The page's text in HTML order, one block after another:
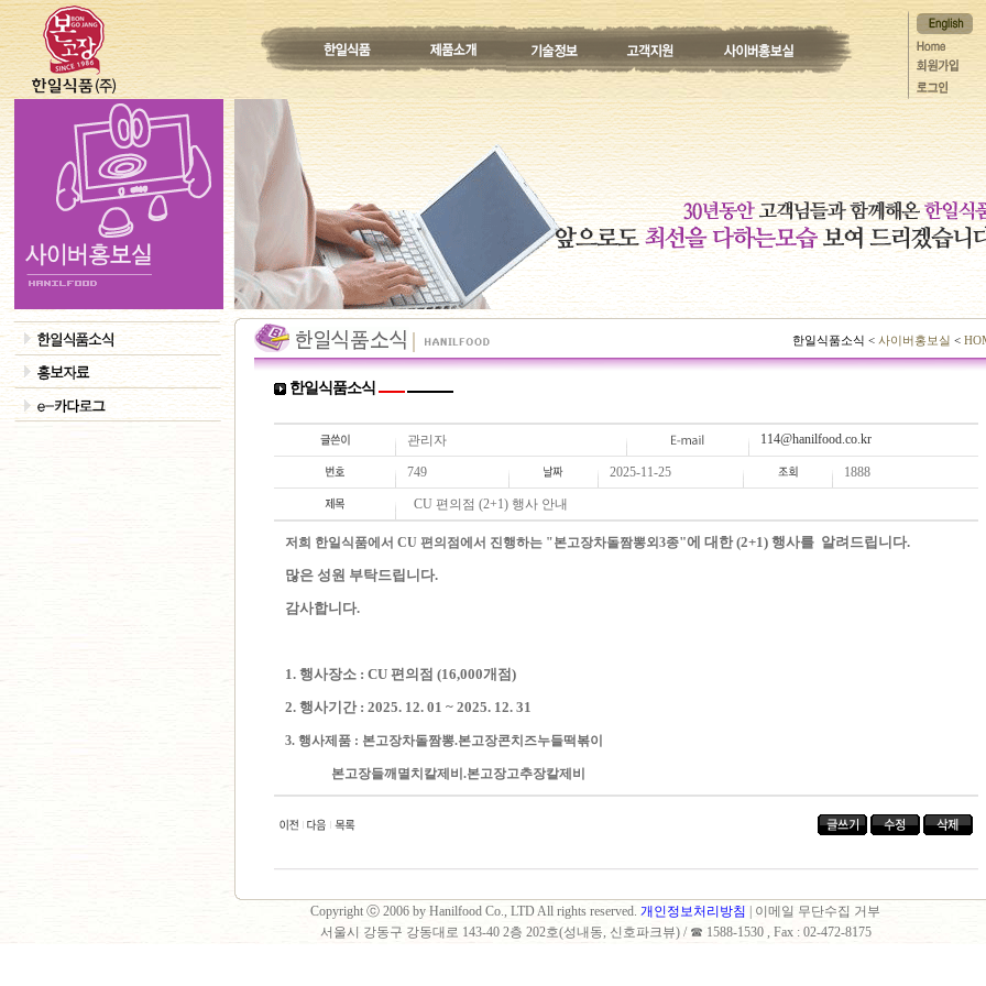
한일식품소식 < 사이버홍보실 <
한일식품소식
관리자 114@hanilfood.co.kr
749 2025-11-25 1888
CU 편의점 (2+1) 행사 안내
저희 한일식품에서 CU 편의점에서 진행하는 "본고장차돌짬뽕외3종"에 대한 (2+1) 행사를 알려드립니다.
많은 성원 부탁드립니다.
감사합니다.
1. 행사장소 : CU 편의점 (16,000개점)
2. 행사기간 : 2025. 12. 01 ~ 2025. 12. 31
3. 행사제품 : 본고장차돌짬뽕.본고장콘치즈누들떡볶이
본고장들깨멸치칼제비.본고장고추장칼제비
Copyright ⓒ 2006 by Hanilfood Co., LTD All rights reserved. 개인정보처리방침 | 이메일 무단수집 거부
서울시 강동구 강동대로 143-40 2층 202호(성내동, 신호파크뷰) / ☎ 1588-1530 , Fax : 02-472-8175